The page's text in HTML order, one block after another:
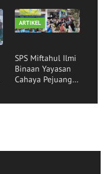
kepada Santri
Binaan
ARTIKEL
SPS Miftahul Ilmi
Binaan Yayasan
Cahaya Pejuang